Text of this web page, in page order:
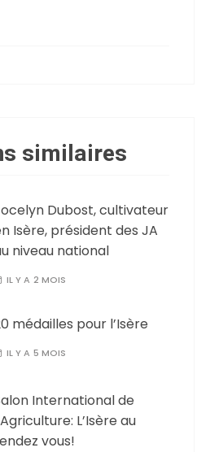
similaires
Dubost, cultivateur
Isère, président des JA
niveau national
IL Y A 2 MOIS
médailles pour l’Isère
IL Y A 5 MOIS
International de
L’Isère au
vous!